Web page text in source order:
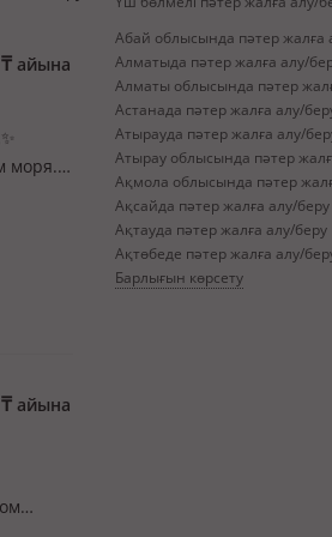
₸ айына
моря.
₸ айына
Абай облысында пәтер жалға
Алматыда пәтер жалға алу/
Алматы облысында пәтер
Астанада пәтер жалға алу/
Атырауда пәтер жалға алу/
Атырау облысында пәтер
Ақмола облысында пәтер
Ақсайда пәтер жалға алу/беру
Ақтауда пәтер жалға алу/беру
Ақтөбеде пәтер жалға алу/
Барлығын көрсету